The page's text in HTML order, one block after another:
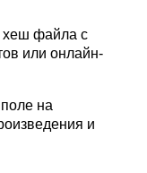
хеш файла с
или онлайн-
на
и